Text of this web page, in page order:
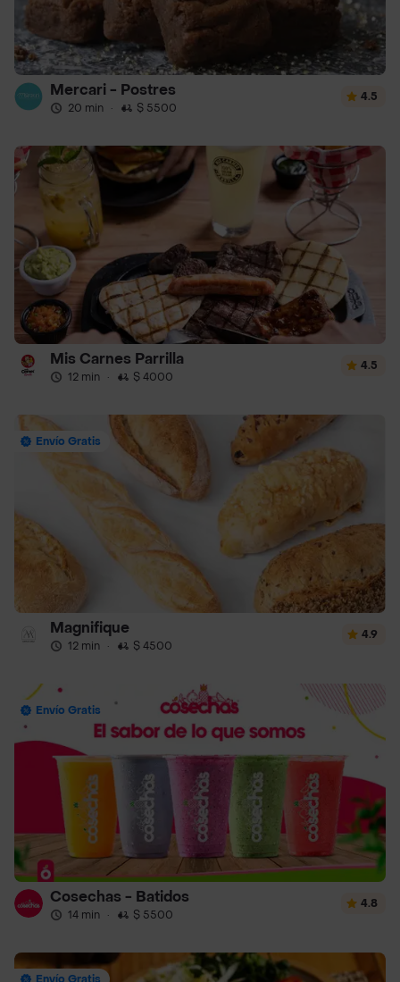
Mercari - Postres
20 min · $ 5500
4.5
Mis Carnes Parrilla
12 min · $ 4000
4.5
Envío Gratis
Magnifique
12 min · $ 4500
4.9
Envío Gratis
Cosechas - Batidos
14 min · $ 5500
4.8